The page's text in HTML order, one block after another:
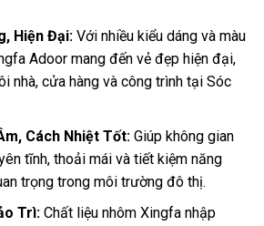
Hiện Đại:Với nhiều kiểu dáng và màu
Adoor mang đến vẻ đẹp hiện đại,
nhà, cửa hàng và công trình tại Sóc
Cách Nhiệt Tốt:Giúp không gian
tĩnh, thoải mái và tiết kiệm năng
trọng trong môi trường đô thị.
Trì:Chất liệu nhôm Xingfa nhập